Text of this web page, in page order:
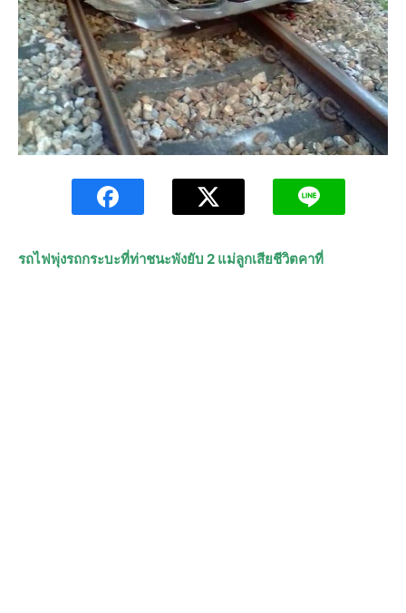
รถไฟพุ่งรถกระบะที่ท่าชนะพังยับ 2 แม่ลูกเสียชีวิตคาที่